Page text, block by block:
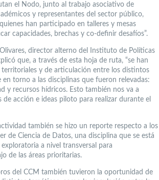
el Nodo, junto al trabajo asociativo de
y representantes del sector público,
han participado en talleres y mesas
capacidades, brechas y co-definir desafíos”.
director alterno del Instituto de Políticas
que, a través de esta hoja de ruta, “se han
territoriales y de articulación entre los distintos
en torno a las disciplinas que fueron relevadas:
y recursos hídricos. Esto también nos va a
acción e ideas piloto para realizar durante el
también se hizo un reporte respecto a los
de Ciencia de Datos, una disciplina que se está
a nivel transversal para
de las áreas prioritarias.
del CCM también tuvieron la oportunidad de